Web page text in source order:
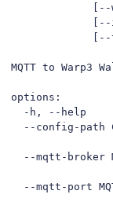
MQTT to Warp3
options:
-h, --help
--config-path
--mqtt-broker
--mqtt-port